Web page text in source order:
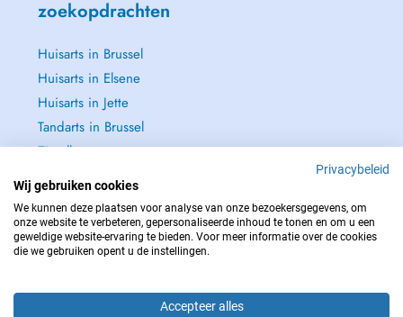
zoekopdrachten
Huisarts in Brussel
Huisarts in Elsene
Huisarts in Jette
Tandarts in Brussel
Zie alle →
NEEM IN GEVAL VAN NOOD CONTACT OP MET : 112
Privacybeleid
Wij gebruiken cookies
We kunnen deze plaatsen voor analyse van onze bezoekersgegevens, om
onze website te verbeteren, gepersonaliseerde inhoud te tonen en om u een
geweldige website-ervaring te bieden. Voor meer informatie over de cookies
die we gebruiken opent u de instellingen.
Accepteer alles